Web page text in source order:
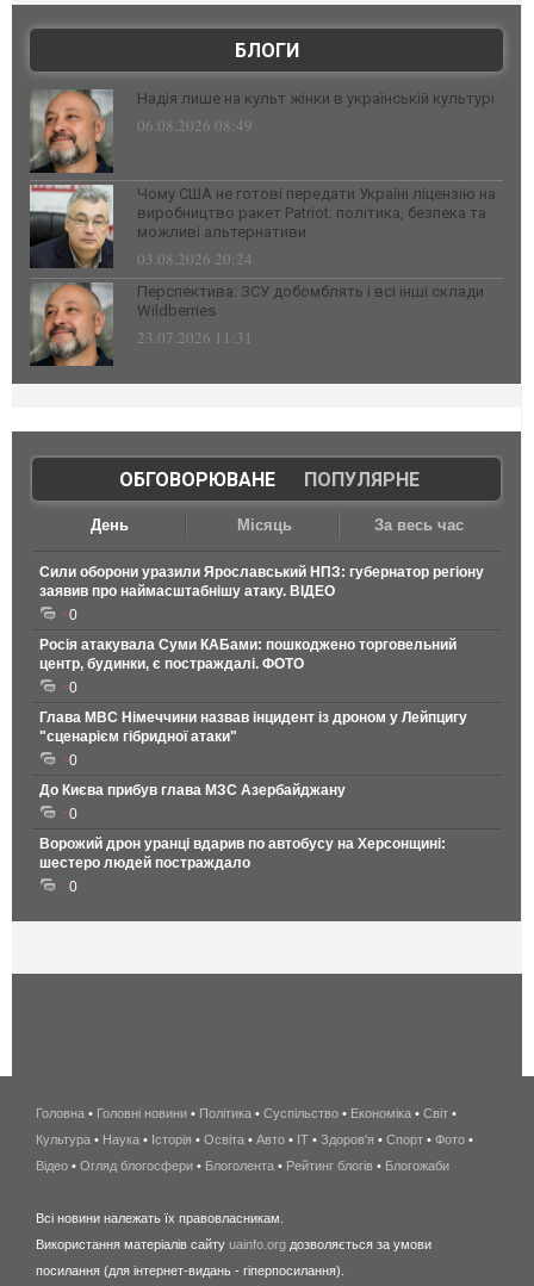
БЛОГИ
Надія лише на культ жінки в українській культурі
06.08.2026 08:49
Чому США не готові передати Україні ліцензію на
виробництво ракет Patriot: політика, безпека та
можливі альтернативи
03.08.2026 20:24
Перспектива: ЗСУ добомблять і всі інші склади
Wildberries
23.07.2026 11:31
ОБГОВОРЮВАНЕ| ПОПУЛЯРНЕ
День Місяць За весь час
Сили оборони уразили Ярославський НПЗ: губернатор регіону
заявив про наймасштабнішу атаку. ВІДЕО
0
Росія атакувала Суми КАБами: пошкоджено торговельний
центр, будинки, є постраждалі. ФОТО
0
Глава МВС Німеччини назвав інцидент із дроном у Лейпцигу
"сценарієм гібридної атаки"
0
До Києва прибув глава МЗС Азербайджану
0
Ворожий дрон уранці вдарив по автобусу на Херсонщині:
шестеро людей постраждало
0
беспроводной
интернет
киев
wimax
Головна • Головні новини • Політика • Суспільство • Економіка • Світ •
Культура • Наука • Історія • Освіта • Авто • IT • Здоров'я • Спорт • Фото •
Відео • Огляд блогосфери • Блоголента • Рейтинг блогів • Блогожаби
Всі новини належать їх правовласникам.
Використання матеріалів сайту uainfo.org дозволяється за умови
посилання (для інтернет-видань - гіперпосилання).